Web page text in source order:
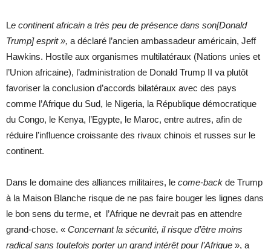
Le continent africain a très peu de présence dans son[Donald
Trump] esprit », a déclaré l’ancien ambassadeur américain, Jeff
Hawkins. Hostile aux organismes multilatéraux (Nations unies et
l’Union africaine), l’administration de Donald Trump II va plutôt
favoriser la conclusion d’accords bilatéraux avec des pays
comme l’Afrique du Sud, le Nigeria, la République démocratique
du Congo, le Kenya, l’Egypte, le Maroc, entre autres, afin de
réduire l’influence croissante des rivaux chinois et russes sur le
continent.
Dans le domaine des alliances militaires, le come-back de Trump
à la Maison Blanche risque de ne pas faire bouger les lignes dans
le bon sens du terme, et l’Afrique ne devrait pas en attendre
grand-chose. « Concernant la sécurité, il risque d’être moins
radical sans toutefois porter un grand intérêt pour l’Afrique », a